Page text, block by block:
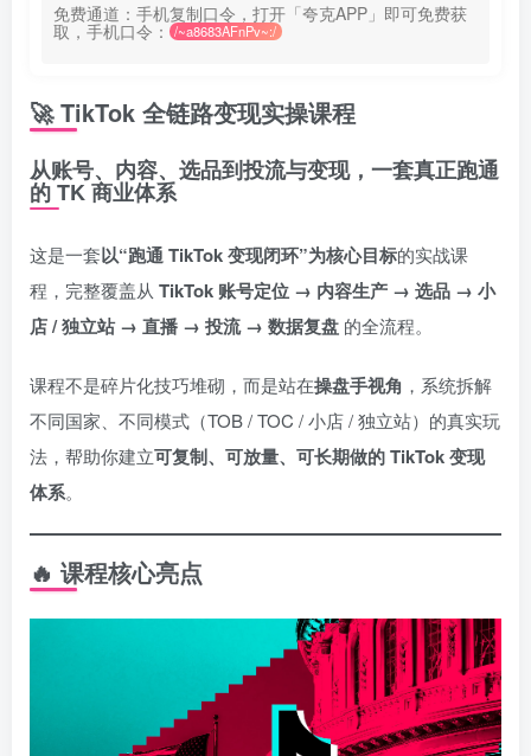
免费通道：手机复制口令，打开「夸克APP」即可免费获
取，手机口令： /~a8683AFnPv~:/
🚀 TikTok 全链路变现实操课程
从账号、内容、选品到投流与变现，一套真正跑通
的 TK 商业体系
这是一套以“跑通 TikTok 变现闭环”为核心目标的实战课
程，完整覆盖从 TikTok 账号定位 → 内容生产 → 选品 → 小
店 / 独立站 → 直播 → 投流 → 数据复盘 的全流程。
课程不是碎片化技巧堆砌，而是站在操盘手视角 ，系统拆解
不同国家、不同模式（TOB / TOC / 小店 / 独立站）的真实玩
法，帮助你建立可复制、可放量、可长期做的 TikTok 变现
体系。
🔥 课程核心亮点